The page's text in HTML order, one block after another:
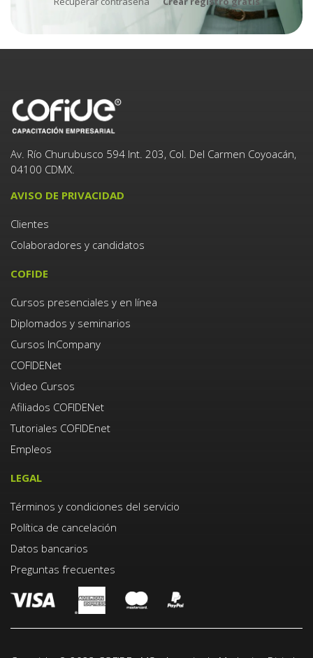
Av. Río Churubusco 594 Int. 203, Col. Del Carmen Coyoacán,
04100 CDMX.
AVISO DE PRIVACIDAD
Clientes
Colaboradores y candidatos
COFIDE
Cursos presenciales y en línea
Diplomados y seminarios
Cursos InCompany
COFIDENet
Video Cursos
Afiliados COFIDENet
Tutoriales COFIDEnet
Empleos
LEGAL
Términos y condiciones del servicio
Política de cancelación
Datos bancarios
Preguntas frecuentes